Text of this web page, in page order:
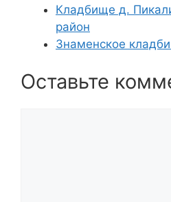
Кладбище д.
район
Знаменское
Оставьте